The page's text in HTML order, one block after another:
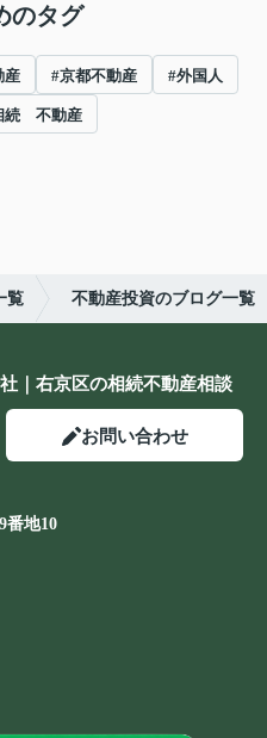
のタグ
産 #京都不動産 #外国人
続 不動産
覧 不動産投資のブログ一覧
｜右京区の相続不動産相談
お問い合わせ
番地10